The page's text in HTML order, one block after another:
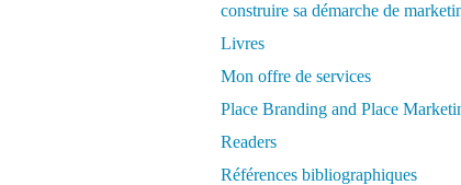
construire sa démarche de
Livres
Mon offre de services
Place Branding and Place
Readers
Références bibliographiques